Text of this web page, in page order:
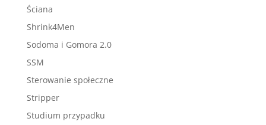
Ściana
Shrink4Men
Sodoma i Gomora 2.0
SSM
Sterowanie społeczne
Stripper
Studium przypadku